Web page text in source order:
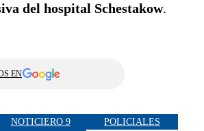
del hospital Schestakow.
EN
NOTICIERO 9
POLICIALES